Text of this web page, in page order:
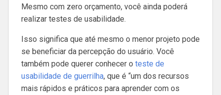
Mesmo com zero orçamento, você ainda poderá
realizar testes de usabilidade.
Isso significa que até mesmo o menor projeto pode
se beneficiar da percepção do usuário. Você
também pode querer conhecer o teste de
usabilidade de guerrilha, que é “um dos recursos
mais rápidos e práticos para aprender com os